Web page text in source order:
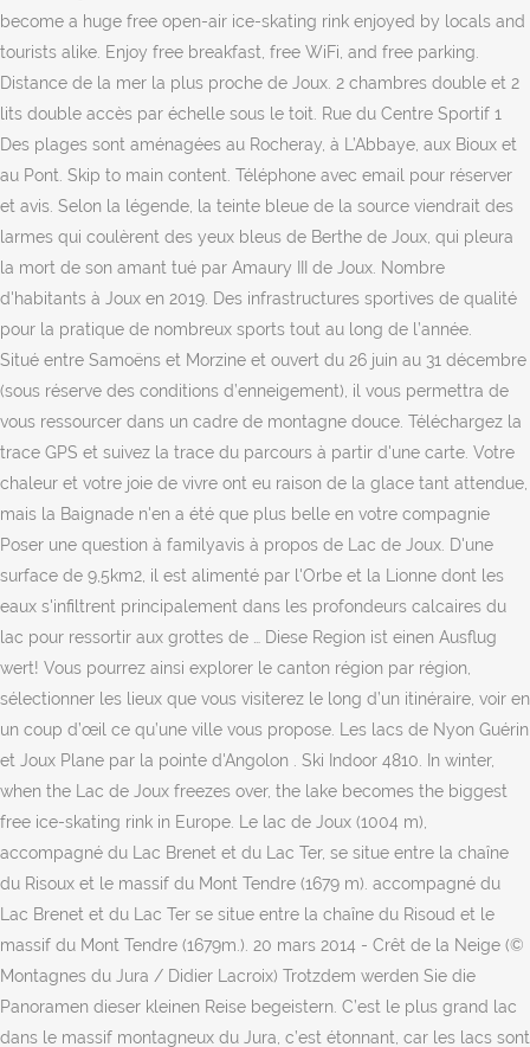
become a huge free open-air ice-skating rink enjoyed by locals and
tourists alike. Enjoy free breakfast, free WiFi, and free parking.
Distance de la mer la plus proche de Joux. 2 chambres double et 2
lits double accès par échelle sous le toit. Rue du Centre Sportif 1
Des plages sont aménagées au Rocheray, à L’Abbaye, aux Bioux et
au Pont. Skip to main content. Téléphone avec email pour réserver
et avis. Selon la légende, la teinte bleue de la source viendrait des
larmes qui coulèrent des yeux bleus de Berthe de Joux, qui pleura
la mort de son amant tué par Amaury III de Joux. Nombre
d'habitants à Joux en 2019. Des infrastructures sportives de qualité
pour la pratique de nombreux sports tout au long de l’année.
Situé entre Samoëns et Morzine et ouvert du 26 juin au 31 décembre (sous réserve des conditions d’enneigement), il vous permettra de vous ressourcer dans un cadre de montagne douce. Téléchargez la trace GPS et suivez la trace du parcours à partir d'une carte. Votre chaleur et votre joie de vivre ont eu raison de la glace tant attendue, mais la Baignade n'en a été que plus belle en votre compagnie Poser une question à familyavis à propos de Lac de Joux. D'une surface de 9,5km2, il est alimenté par l'Orbe et la Lionne dont les eaux s'infiltrent principalement dans les profondeurs calcaires du lac pour ressortir aux grottes de … Diese Region ist einen Ausflug wert! Vous pourrez ainsi explorer le canton région par région, sélectionner les lieux que vous visiterez le long d’un itinéraire, voir en un coup d’œil ce qu’une ville vous propose. Les lacs de Nyon Guérin et Joux Plane par la pointe d'Angolon . Ski Indoor 4810. In winter, when the Lac de Joux freezes over, the lake becomes the biggest free ice-skating rink in Europe. Le lac de Joux (1004 m), accompagné du Lac Brenet et du Lac Ter, se situe entre la chaîne du Risoux et le massif du Mont Tendre (1679 m). accompagné du Lac Brenet et du Lac Ter se situe entre la chaîne du Risoud et le massif du Mont Tendre (1679m.). 20 mars 2014 - Crêt de la Neige (© Montagnes du Jura / Didier Lacroix) Trotzdem werden Sie die Panoramen dieser kleinen Reise begeistern. C’est le plus grand lac dans le massif montagneux du Jura, c’est étonnant, car les lacs sont plutôt rares dans cette région. 6. stu 2020. Pointe de sable Plage sauvage et intimiste au bord du lac de Joux Au Lieu, la plage secrète et familiale de la Pointe de sable est une oasis de détente et de plaisirs aquatiques à nul autre pareil. Carte Pratique pour trouver un Appart hotel proche de sa destination. Vallorbe Station - 8 min drive; Le Chenit Le Brassus Station - 14 min drive; Les Hopitaux-Neufs Station - 19 min drive; Check location. Tout savoir sur la ville de Joux et ses habitants, L'ensemble des données concernant Lac Joux 69 Plages Plans d'Eau et Lacs de Baignade présentées sur ville data sont librement reproductibles et réutilisables que ce soit pour une utilisation privée ou professionnelle, nous vous remercions cependant de faire un lien vers notre site ou d'être cité (source : Ville-data.com).Code pour créer un lien vers cette page Lac Joux 69 Plages Plans d'Eau et Lacs de Baignade, Les données de la page Lac Joux 69 Plages Plans d'Eau et Lacs de Baignade proviennent de Agence Européenne de l'environnement, nous les avons vérifiées et mise à jour le dimanche 22 novembre 2020. Plages en Bord de Mer les plus proches de Joux. Classement au niveau de l'insécurité de Joux. 12,2km de Joux Proche de Joux, qualité de l'eau : Bonne La plage de baignade en bord de lac LAC DES SAPINS-BAIGNADE POINT SUD est proche de la commune de Cublize. Totalisant 8,77 km carrés, il offre les conditions idéales pour faire de la planche à voile, de la plongée sous-marine et se prélasser dans et au bord de l’eau. Faiblement alimenté en période estivale, il bénéficie au printemps d'un apport important d'eau de fonte. 17. Brochure générale présentant l'offre touristique de la Vallée de Joux. Am bekanntesten wurde er als Dichter pietistisch gefärbter, aber gemütvoller und durch wahre Frömmigkeit ausgezeichneter Kirchenlieder ("Jauchzet ihr Himmel, frohlocket ihr englischen Chöre", "Siegesfürst und Ehrenkönig", "Nun sich der Tag geendet " etc. Book the Hôtel de la Truite, Vallée de Joux - Stay at this 3-star business-friendly hotel in L'Abbaye. Ce plan d'eau a une qualité d'eau de baignade très bonne et c'est une plage de baignade en bord de lac. Lacs de baignade proches de Joux 69170 carte des plans d'eau avec plages, qualité de l'eau des lacs et plan d'accès ainsi que les avis et commentaires. Plan d'accès au musée, horaires, tarifs et photos des expositions à Joux. Lac de Joux … 18 Sep 2020 - Entire home/apt for $278. September um 10:00. Un lac de baignade mérite d'être mieux connus ? Chalet au bord du lac de Joux, pieds dans l'eau. Jura Vaudois Nature Park ist nur wenige Minuten entfernt. Planen Sie auch eine Badehose, da Sie im Sommer schwimmen können. Popular attractions Church Tower and Dent de Vaulion are located nearby. Idéal 4 personnes. Joux Adresses des Administrations : Mairie de JouxPoste joux, Carte, plan, tel, email, adresse, horaires, code postaux des administrations à Joux. CH 1347 Le Sentier/Lac de Joux; GPS: N 46°37'32.7'' E 6°15'10'' Tel: +41 21 845 51 74; Fax: +41 21 845 51 74. rocheray@camping-club-vaudois.ch; Calculer l'itinéraire Tweet. Lac de Derborence Le lac dans la vallée de la Lizerne, une vallée latérale du Valais à Ardon, a été formé par deux terribles éboulements au 18ème siècle. Support. Il y a quelque chose de magique à se baigner dans le lac de Joux, à la Pointe de sable ou sur les belles plages vertes de … Passyaccrolac Accrobranche sur la plage du lac de passy. 2 chambres double et 2 lits double accès par échelle sous le toit. Parc animalier de Merlet . Le lac de Joux, dans le Jura vaudois, est situé à 1000 m d’altitude dans la haute vallée du même nom. Partagez le avec la communauté Ville-data.com, et faites connaître ce que vous aimez ! Discover genuine guest reviews for Hôtel de la Truite, Vallée de Joux along with the latest prices and availability – book now. Aventure individuelle, activités en famille, itinéraire gastronomique avec votre conjoint. At a glance. 15.08.2016 - Coins baignade qui sortent du lot : jetez-vous à l’eau ! Cette villa offre des espaces de … Okt. D’autres, comme la Pointe de sable (au-dessous du Lieu) et les plages du lac Brenet, sont plus sauvages et accessibles uniquement à pied. Lac de joux est un lac qui remplit le fond de la vallée de Joux, dans le canton de Vaud, en Suisse. 1347 Le Sentier, Suisse, Billetterie activitésBilletterie événementsAgenda. Key facts Hotel size. Sur chaque page, la carte vous permet de vous situer et de localiser les points d’intérêt à proximité. Der regionale Fahrzeugmarkt von inFranken.de. Rue du Centre Sportif 1 Skates can be hired […] .blocpubcentre { width: 300px; height:250px; margin:auto} Ferienwohnungen in Joux jetzt mit Expedia.de entdecken. 2 chambres double et 2 lits double accès par échelle sous le toit. 4. Deals. 601. 2 chambres double et 2 lits double accès par échelle sous le toit. Chalet au bord du lac de Joux, pieds dans l'eau. Idéal 4 personnes. Cars. This banner text can have markup.. web; books; video; audio; software; images; Toggle navigation Je conseille ce SlowUp très bien organisé ! ♦ Altitude : 1 266 m ♦ Baignade : ♦ Pêche : #6 LE LAC DE VALLON. D’autres, comme la Pointe de sable (au-dessous du Lieu) et les plages du lac Brenet, sont plus sauvages et accessibles uniquement à pied. Passy Mont-Blanc Tourisme. Itinéraire Lac de joux ( Suisse ) de Randonnée dans Le Chenit, Canton de Vaud (Switzerland). BAIGNADE Toute baignade est strictement interdite sur l’ensemble de l’étendue d’eau du Lac du Rousset. Proche de Châtel de Joux, qualité de l'eau : Très bonne La plage GRAND LAC DE CLAIRVAUX est proche de la commune de Clairvaux les Lacs. At a glance. Il s'agit d'un lac privé qui résulte de la construction de la route, puisque auparavant n'existait qu'un marais. 2018 Authentische Hotels.com-Gästebewertung. Son altitude est de 1 004 mètres et sa profondeur maximale de 32 mètres. Aktueller Beitrag der Seite. Les petits poissons étaient au rendez-vous et pour rendre la visite plus agréable, cueillette de fraises de bois (en saison il y en a partout). (D) Le départ des sentiers de randonnées se trouve un peu au-dessus du bâtiment information.Ne pas prendre la route du Refuge de Moëde d'Anterne, qu'on rejoindra plus haut, mais la direction du Lac Vert. Idéal 4 personnes. Un endroit à recommander pour les randonneurs et les adeptes de la baignade dans les lacs.Un lieu incontournable pour ceux qui recherchent le calme et le repos et veulent échapper à la pollution. Packages. Chalet au bord du lac de Joux, pieds dans l'eau. Date de fermeture : 13 décembre 2020 inclus. Autres détails : Heures d’ouverture; 1.1.-31.12. Sehen Sie sich Angebote für Hôtel de la Truite, Vallée de Joux an – mit vollständig erstattungsfähigen Preisen und kostenloser Stornierung. Aktuelle Gebrauchtwagenangebote in Würzburg finden auf auto.inFranken.de. LE LAC DU ROUSSET Le lac du Rousset est un magnifique plan d’eau de 55 hectares. Vallée de Joux Tourisme Au cœur de l’été, l’eau peut atteindre 24°C et les plages naturelles sont propices aux baignades et aux activités nautiques en tout genre. Baignade interdite. Tersus - Tertiärformation. Im schönen Neuenburger Jura erwartet Sie der auf Terrassen angelegte Campingplatz "Lac des Brenets" und lädt zu aktiven und erholsamen Ferien ein. 1. Les avis et les tarifs. Nous avons découvert ce lac à l'occasion du SlowUp du Lac de Joux Toute la famille à adoré ce coin, baignade, village, à refaire ! @media(min-width: 500px) { .blocpubcentre { width: 100%; height: 280px; margin:auto} } En été, la température de l’eau peut atteindre 24°C. La baignade est très agréable, car ces lacs de montagne chauffent très vite. Plus bas, le sentier coupe la route. Le lac de Joux, dans le Jura vaudois, est situé à 1000 m d’altitude dans la haute vallée du même nom. Diese Tour über den Genfer See macht einen Spaziergang durch das Morgins Resort, was diese Tour zu einer echten Herausforderung für Radfahrer macht. Chalet au bord du lac de Joux, pieds dans l'eau. Tour du Lac Léman - Lac de Morgins cyclisme is a 165.7 mile moderately trafficked loop trail located near Lausanne, Vaud, Switzerland that features a lake and is rated as difficult. Travel guide resource for your visit to Joux. Entièrement équipée avec matériaux et fournitures haut de gamme. ♦ Possibilité de pique-niquer. A 2'500 mètres se … trouve un centre … ♥ ⚠️: Covid-19. Liste des Villages Vacances de Joux. Things to do. 28 Sep 2020 - Entire home/flat for $273.